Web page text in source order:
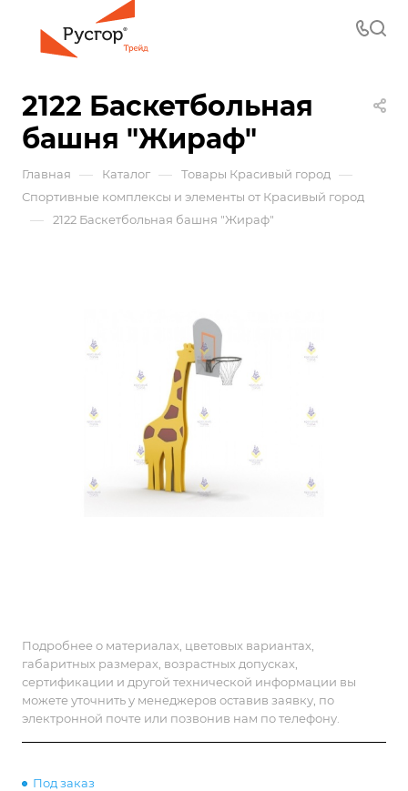
2122 Баскетбольная
башня "Жираф"
Главная — Каталог — Товары Красивый город —
Спортивные комплексы и элементы от Красивый город
— 2122 Баскетбольная башня "Жираф"
Подробнее о материалах, цветовых вариантах,
габаритных размерах, возрастных допусках,
сертификации и другой технической информации вы
можете уточнить у менеджеров оставив заявку, по
электронной почте или позвонив нам по телефону.
Под заказ